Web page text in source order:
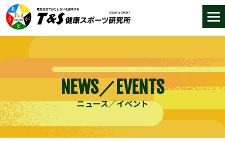
NEWS／EVENTS
ニュース／イベント